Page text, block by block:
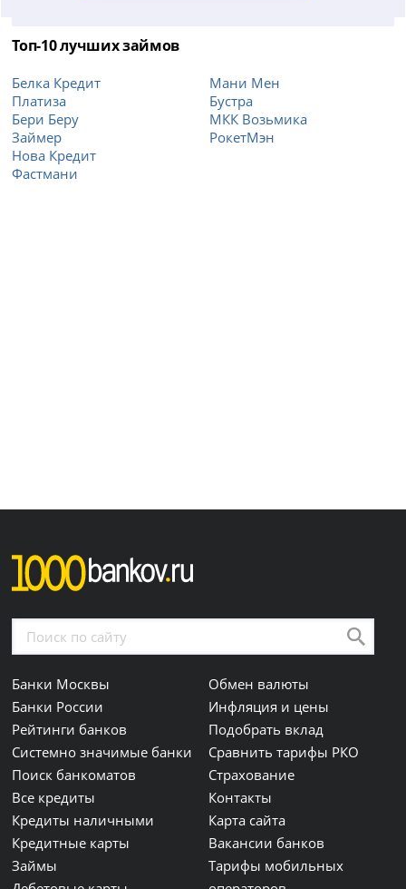
Топ-10 лучших займов
Белка Кредит
Платиза
Бери Беру
Займер
Нова Кредит
Фастмани
Мани Мен
Бустра
МКК Возьмика
РокетМэн
Банки Москвы
Банки России
Рейтинги банков
Системно значимые банки
Поиск банкоматов
Все кредиты
Кредиты наличными
Кредитные карты
Займы
Обмен валюты
Инфляция и цены
Подобрать вклад
Сравнить тарифы РКО
Страхование
Контакты
Карта сайта
Вакансии банков
Тарифы мобильных